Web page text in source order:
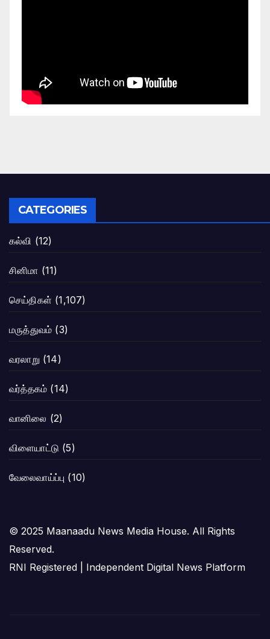
CATEGORIES
கல்வி (12)
சினிமா (11)
செய்திகள் (1,107)
மருத்துவம் (3)
வரலாறு (14)
வர்த்தகம் (14)
வானிலை (2)
விளையாட்டு (5)
வேலைவாய்ப்பு (10)
© 2025 Maanaadu News Media House. All Rights
Reserved.
RNI Registered | Independent Digital News Platform